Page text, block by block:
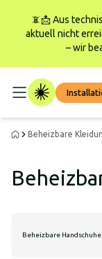
📵📩 Aus
aktuell nicht
– wir
Beheizbare
Beheizbare Handschuhe